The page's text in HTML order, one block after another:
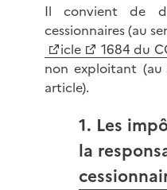
Il convient de
cessionnaires (au
icle
1684 du
non exploitant
article).
1. Les
la